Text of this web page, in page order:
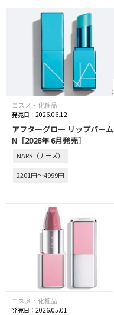
コスメ・化粧品
発売日：2026.06.12
アフターグロー リップバーム
N［2026年 6月発売］
NARS（ナーズ）
2201円～4999円
コスメ・化粧品
発売日：2026.05.01